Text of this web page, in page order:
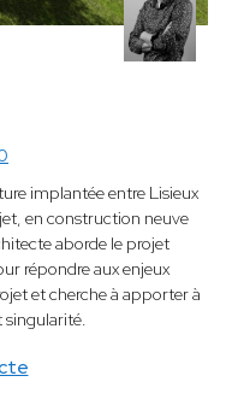
implantée entre Lisieux
en construction neuve
aborde le projet
répondre aux enjeux
et cherche à apporter à
singularité.